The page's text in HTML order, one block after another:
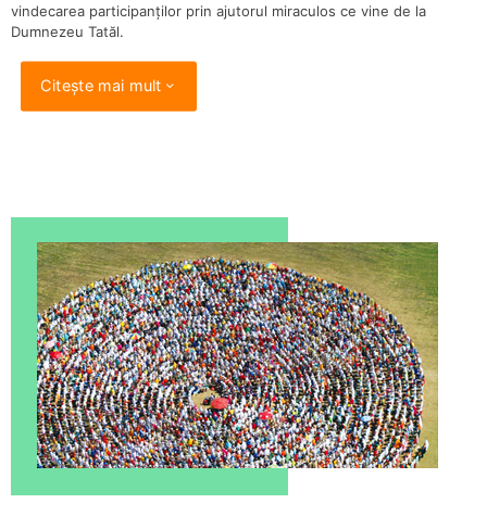
vindecarea participanților prin ajutorul miraculos ce vine de la
Dumnezeu Tatăl.
Citește mai mult